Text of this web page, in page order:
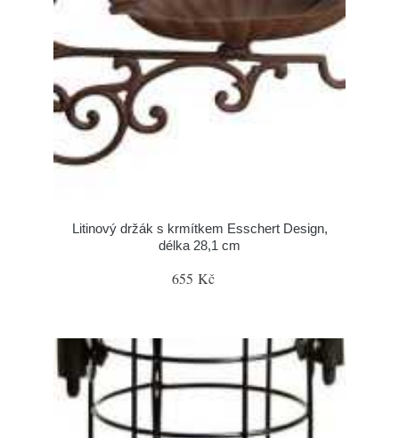
Litinový držák s krmítkem Esschert Design,
délka 28,1 cm
655 Kč